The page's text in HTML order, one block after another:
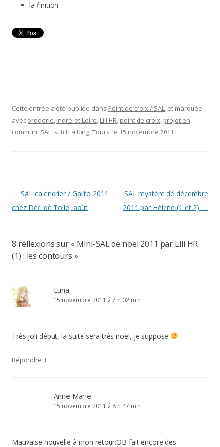
la finition
Cette entrée a été publiée dans Point de croix / SAL, et marquée
avec broderie, Indre-et-Loire, Lili HR, point de croix, projet en
commun, SAL, stitch a long,Tours, le 15 novembre 2011 .
Navigation
des
← SAL calendrier / Galito 2011
chez Défi de Toile, août
SAL mystère de décembre
2011 par Hélène (1 et 2) →
8 réflexions sur « Mini-SAL de noël 2011 par Lili HR
(1) : les contours »
Luna
15 novembre 2011 à 7 h 02 min
Très joli début, la suite sera très noël, je suppose
Répondre ↓
Anne Marie
15 novembre 2011 à 8 h 47 min
Mauvaise nouvelle à mon retour:OB fait encore des